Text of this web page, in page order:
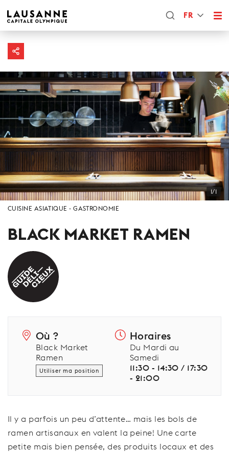
FR
1/1
CUISINE ASIATIQUE GASTRONOMIE
BLACK MARKET RAMEN
Où ?
Black Market
Ramen
Utiliser ma position
Horaires
Du Mardi au
Samedi
11:30 - 14:30 / 17:30
- 21:00
Il y a parfois un peu d’attente… mais les bols de
ramen artisanaux en valent la peine! Une carte
petite mais bien pensée, des produits locaux et des